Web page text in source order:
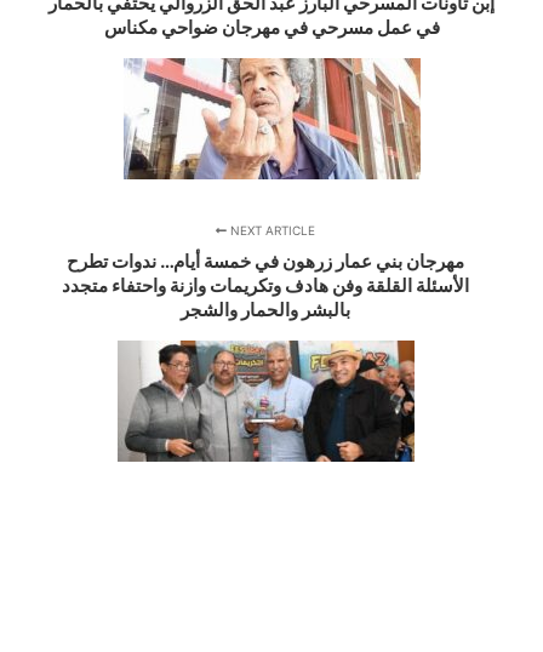
في عمل مسرحي في مهرجان ضواحي مكناس
NEXT ARTICLE
مهرجان بني عمار زرهون في خمسة أيام… ندوات تطرح
الأسئلة القلقة وفن هادف وتكريمات وازنة واحتفاء متجدد
بالبشر والحمار والشجر